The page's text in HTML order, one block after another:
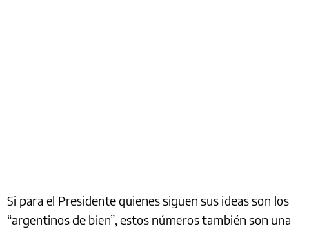
Si para el Presidente quienes siguen sus ideas son los
“argentinos de bien”, estos números también son una